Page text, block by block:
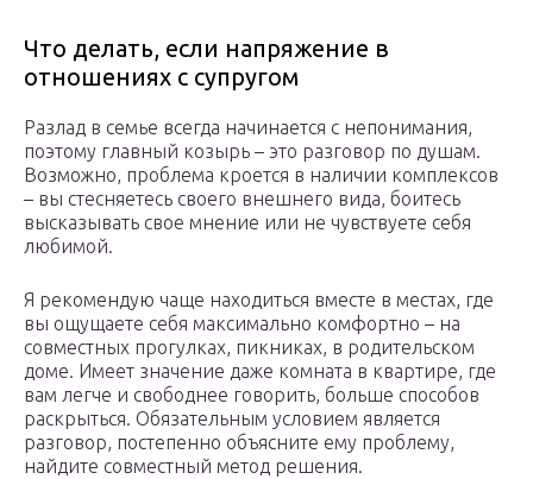
Что делать, если напряжение в
отношениях с супругом
Разлад в семье всегда начинается с непонимания,
поэтому главный козырь – это разговор по душам.
Возможно, проблема кроется в наличии комплексов
– вы стесняетесь своего внешнего вида, боитесь
высказывать свое мнение или не чувствуете себя
любимой.
Я рекомендую чаще находиться вместе в местах, где
вы ощущаете себя максимально комфортно – на
совместных прогулках, пикниках, в родительском
доме. Имеет значение даже комната в квартире, где
вам легче и свободнее говорить, больше способов
раскрыться. Обязательным условием является
разговор, постепенно объясните ему проблему,
найдите совместный метод решения.